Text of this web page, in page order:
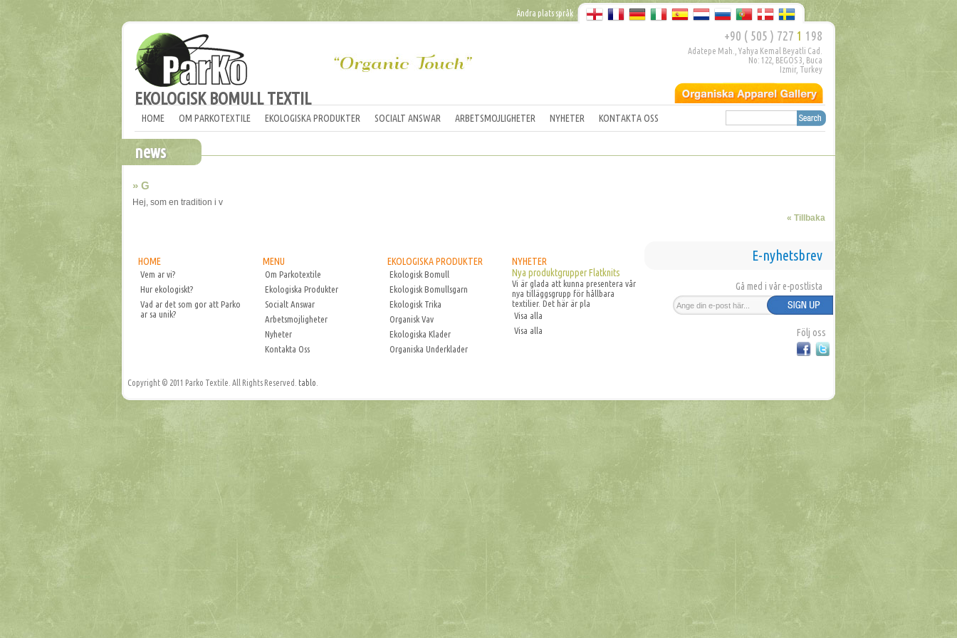
Ändra plats språk
EKOLOGISK BOMULL TEXTIL
+90 ( 505 ) 727 1 198
Adatepe Mah., Yahya Kemal Beyatli Cad.
No: 122, BEGOS 3, Buca
Izmir, Turkey
HOME OM PARKOTEXTILE EKOLOGISKA PRODUKTER SOCIALT ANSWAR ARBETSMOJLIGHETER NYHETER KONTAKTA OSS
news
» G
Hej, som en tradition i v
« Tillbaka
HOME
Vem ar vi?
Hur ekologiskt?
Vad ar det som gor att Parko
ar sa unik?
MENU
Om Parkotextile
Ekologiska Produkter
Socialt Answar
Arbetsmojligheter
Nyheter
Kontakta Oss
EKOLOGISKA PRODUKTER
Ekologisk Bomull
Ekologisk Bomullsgarn
Ekologisk Trika
Organisk Vav
Ekologiska Klader
Organiska Underklader
NYHETER
Nya produktgrupper Flatknits
Vi är glada att kunna presentera vår
nya tilläggsgrupp för hållbara
textilier. Det här är pla
Visa alla
Visa alla
E-nyhetsbrev
Gå med i vår e-postlista
Följ oss
Copyright © 2011 Parko Textile. All Rights Reserved. tablo